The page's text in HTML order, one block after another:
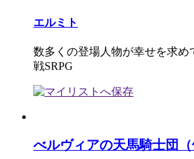
エルミト
数多くの登場人物が幸せを求め
戦SRPG
べルヴィアの天馬騎士団（